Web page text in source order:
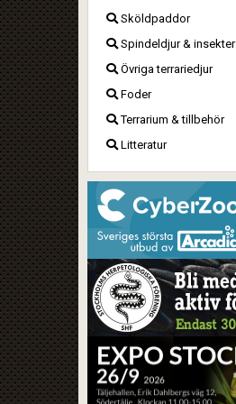
Sköldpaddor
Spindeldjur & insekter
Övriga terrariedjur
Foder
Terrarium & tillbehör
Litteratur